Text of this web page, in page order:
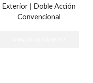
Exterior | Doble Acción
Convencional